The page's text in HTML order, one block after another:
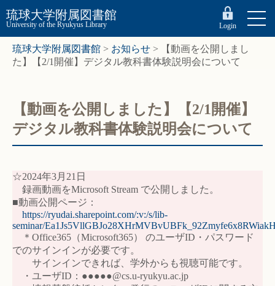
琉球大学附属図書館
University of the Ryukyus Library Login
琉球大学附属図書館 > お知らせ >
【動画を公開しまし
た】【2/1開催】デジタル教科書体験説明会について
【動画を公開しました】【2/1開催】
デジタル教科書体験説明会について
☆2024年3月21日
録画動画をMicrosoft Stream で公開しました。
■動画公開ページ：
https://ryudai.sharepoint.com/:v:/s/lib-
seminar/
＊Office365（Microsoft365） のユーザID・パスワード
でのサインインが必要です。
サインインできれば、学外からも視聴可能です。
・ユーザID：●●●●●@cs.u-ryukyu.ac.jp